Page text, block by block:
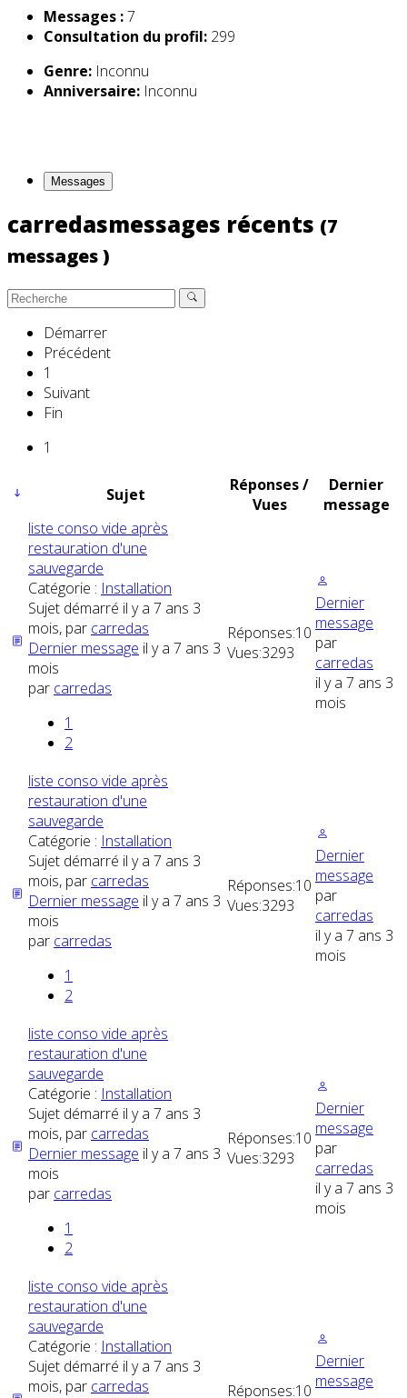
Messages :7
Consultation du profil: 299
Genre: Inconnu
Anniversaire: Inconnu
Messages
carredasmessages récents (7
messages )
Démarrer
Précédent
1
Suivant
Fin
1
Sujet
Réponses /
Vues
Dernier
message
liste conso vide après
restauration d'une
sauvegarde
Catégorie : Installation
Sujet démarré il y a 7 ans 3
mois, par carredas
Dernier message il y a 7 ans 3
mois
par carredas
1
2
Réponses:10
Vues:3293
Dernier
message
par
carredas
il y a 7 ans 3
mois
liste conso vide après
restauration d'une
sauvegarde
Catégorie : Installation
Sujet démarré il y a 7 ans 3
mois, par carredas
Dernier message il y a 7 ans 3
mois
par carredas
1
2
Réponses:10
Vues:3293
Dernier
message
par
carredas
il y a 7 ans 3
mois
liste conso vide après
restauration d'une
sauvegarde
Catégorie : Installation
Sujet démarré il y a 7 ans 3
mois, par carredas
Dernier message il y a 7 ans 3
mois
par carredas
1
2
Réponses:10
Vues:3293
Dernier
message
par
carredas
il y a 7 ans 3
mois
liste conso vide après
restauration d'une
sauvegarde
Catégorie : Installation
Sujet démarré il y a 7 ans 3
mois, par carredas
Réponses:10
Dernier
message